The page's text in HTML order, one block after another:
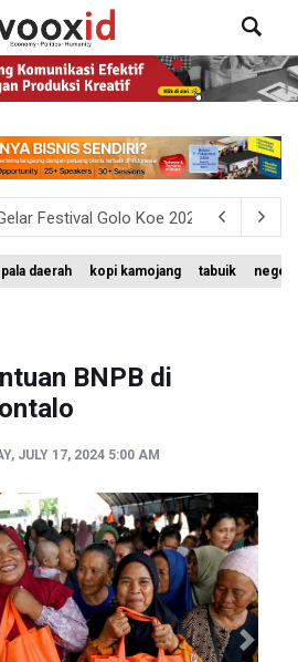
Reaktivasi IGRS Rampung 2026
Rencana Kenaikan Gaji Kepala
Investor Saham Capai 10,05
daerah kopi kamojang tabuik
BNPB di
JULY 17, 2024 5:00 AM
Next